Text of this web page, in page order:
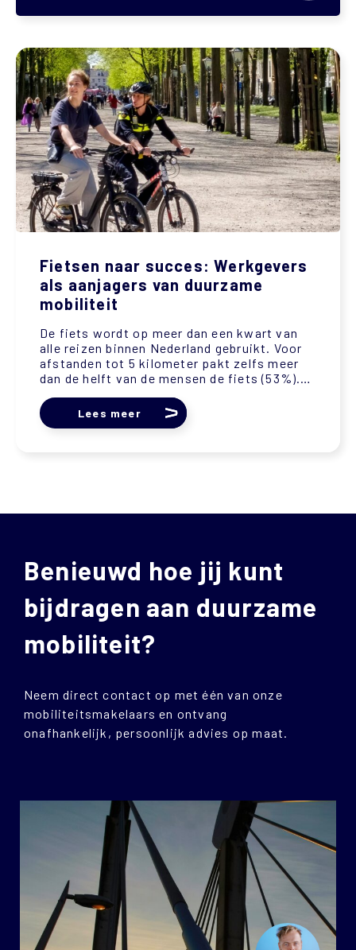
Fietsen naar succes: Werkgevers
als aanjagers van duurzame
mobiliteit
De fiets wordt op meer dan een kwart van
alle reizen binnen Nederland gebruikt. Voor
afstanden tot 5 kilometer pakt zelfs meer
dan de helft van de mensen de fiets (53%).
brochure Fietsfeiten 2023 van het...
Lees meer
Benieuwd hoe jij kunt
bijdragen aan duurzame
mobiliteit?
Neem direct contact op met één van onze
mobiliteitsmakelaars en ontvang
onafhankelijk, persoonlijk advies op maat.